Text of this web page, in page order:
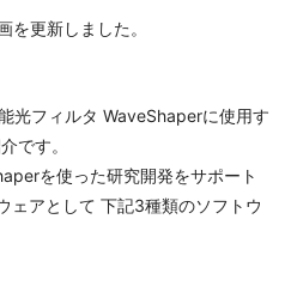
を更新しました。
光フィルタ WaveShaperに使用す
です。
を使った研究開発をサポート
ェアとして 下記3種類のソフトウ